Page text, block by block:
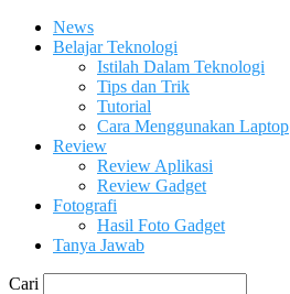
News
Belajar Teknologi
Istilah Dalam Teknologi
Tips dan Trik
Tutorial
Cara Menggunakan Laptop
Review
Review Aplikasi
Review Gadget
Fotografi
Hasil Foto Gadget
Tanya Jawab
Cari